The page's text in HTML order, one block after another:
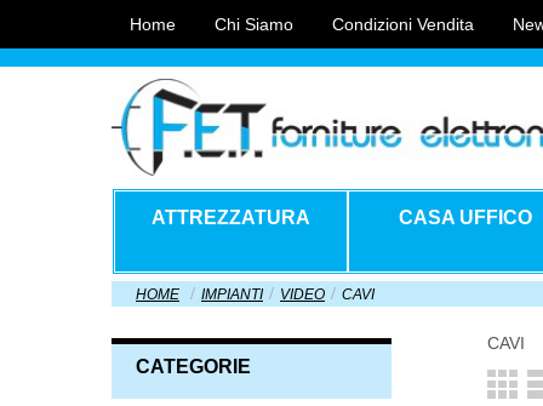
Home Chi Siamo Condizioni Vendita
ATTREZZATURA CASA UFFICO
HOME IMPIANTI VIDEO CAVI
CATEGORIE
CAVI